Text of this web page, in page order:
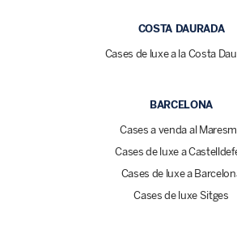
COSTA DAURADA
Cases de luxe a la Costa
BARCELONA
Cases a venda al
Cases de luxe a
Cases de luxe a
Cases de luxe Sitges